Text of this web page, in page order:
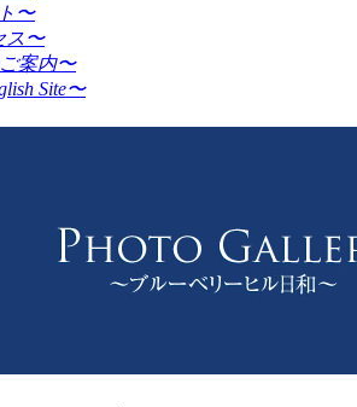
〜
ス〜
案内〜
Site〜